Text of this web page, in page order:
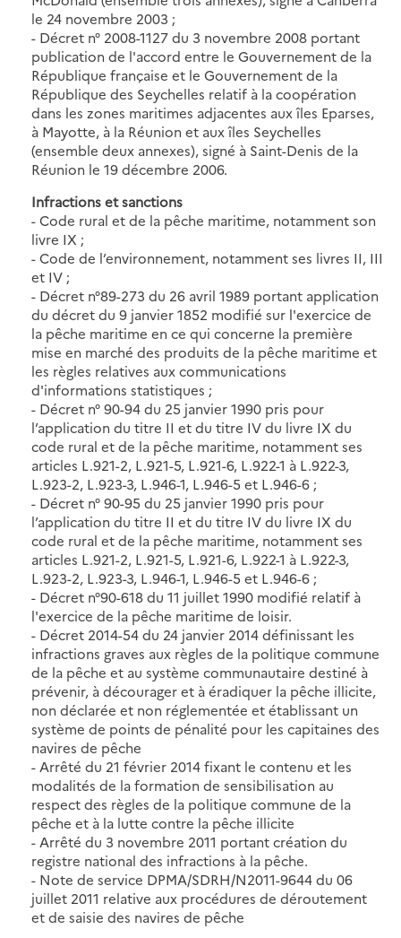
le 24 novembre 2003 ;
- Décret n° 2008-1127 du 3 novembre 2008 portant
publication de l'accord entre le Gouvernement de la
République française et le Gouvernement de la
République des Seychelles relatif à la coopération
dans les zones maritimes adjacentes aux îles Eparses,
à Mayotte, à la Réunion et aux îles Seychelles
(ensemble deux annexes), signé à Saint-Denis de la
Réunion le 19 décembre 2006.
Infractions et sanctions
- Code rural et de la pêche maritime, notamment son
livre IX ;
- Code de l’environnement, notamment ses livres II, III
et IV ;
- Décret n°89-273 du 26 avril 1989 portant application
du décret du 9 janvier 1852 modifié sur l'exercice de
la pêche maritime en ce qui concerne la première
mise en marché des produits de la pêche maritime et
les règles relatives aux communications
d'informations statistiques ;
- Décret n° 90-94 du 25 janvier 1990 pris pour
l’application du titre II et du titre IV du livre IX du
code rural et de la pêche maritime, notamment ses
articles L.921-2, L.921-5, L.921-6, L.922-1 à L.922-3,
L.923-2, L.923-3, L.946-1, L.946-5 et L.946-6 ;
- Décret n° 90-95 du 25 janvier 1990 pris pour
l’application du titre II et du titre IV du livre IX du
code rural et de la pêche maritime, notamment ses
articles L.921-2, L.921-5, L.921-6, L.922-1 à L.922-3,
L.923-2, L.923-3, L.946-1, L.946-5 et L.946-6 ;
- Décret n°90-618 du 11 juillet 1990 modifié relatif à
l'exercice de la pêche maritime de loisir.
- Décret 2014-54 du 24 janvier 2014 définissant les
infractions graves aux règles de la politique commune
de la pêche et au système communautaire destiné à
prévenir, à décourager et à éradiquer la pêche illicite,
non déclarée et non réglementée et établissant un
système de points de pénalité pour les capitaines des
navires de pêche
- Arrêté du 21 février 2014 fixant le contenu et les
modalités de la formation de sensibilisation au
respect des règles de la politique commune de la
pêche et à la lutte contre la pêche illicite
- Arrêté du 3 novembre 2011 portant création du
registre national des infractions à la pêche.
- Note de service DPMA/SDRH/N2011-9644 du 06
juillet 2011 relative aux procédures de déroutement
et de saisie des navires de pêche